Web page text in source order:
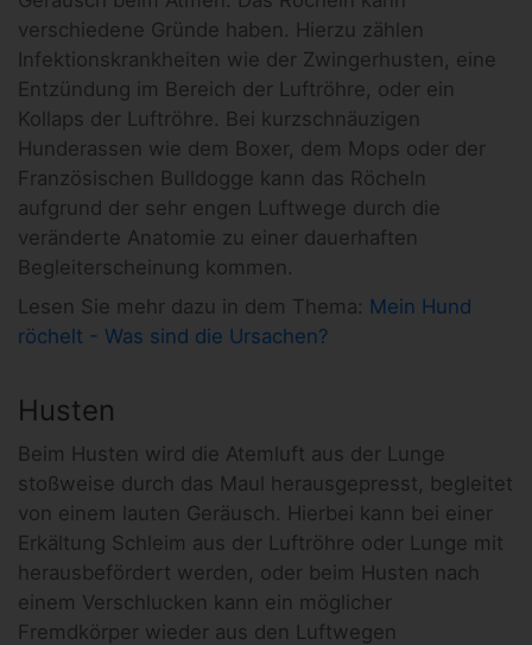
verschiedene Gründe haben. Hierzu zählen
Infektionskrankheiten wie der Zwingerhusten, eine
Entzündung im Bereich der Luftröhre, oder ein
Kollaps der Luftröhre. Bei kurzschnäuzigen
Hunderassen wie dem Boxer, dem Mops oder der
Französischen Bulldogge kann das Röcheln
aufgrund der sehr engen Luftwege durch die
veränderte Anatomie zu einer dauerhaften
Begleiterscheinung kommen.
Lesen Sie mehr dazu in dem Thema: Mein Hund
röchelt - Was sind die Ursachen?
Husten
Beim Husten wird die Atemluft aus der Lunge
stoßweise durch das Maul herausgepresst, begleitet
von einem lauten Geräusch. Hierbei kann bei einer
Erkältung Schleim aus der Luftröhre oder Lunge mit
herausbefördert werden, oder beim Husten nach
einem Verschlucken kann ein möglicher
Fremdkörper wieder aus den Luftwegen